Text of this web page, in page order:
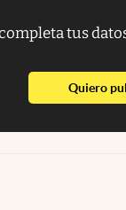
tus
Quiero